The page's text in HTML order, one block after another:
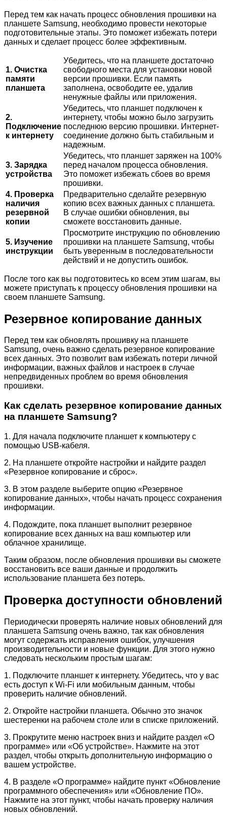
Перед тем как начать процесс обновления прошивки на
планшете Samsung, необходимо провести некоторые
подготовительные этапы. Это поможет избежать потери
данных и сделает процесс более эффективным.
1. Очистка
памяти
планшета
Убедитесь, что на планшете достаточно
свободного места для установки новой
версии прошивки. Если память
заполнена, освободите ее, удалив
ненужные файлы или приложения.
2.
Подключение
к интернету
Убедитесь, что планшет подключен к
интернету, чтобы можно было загрузить
последнюю версию прошивки. Интернет-
соединение должно быть стабильным и
надежным.
3. Зарядка
устройства
Убедитесь, что планшет заряжен на 100%
перед началом процесса обновления.
Это поможет избежать сбоев во время
прошивки.
4. Проверка
наличия
резервной
копии
Предварительно сделайте резервную
копию всех важных данных с планшета.
В случае ошибки обновления, вы
сможете восстановить данные.
5. Изучение
инструкции
Просмотрите инструкцию по обновлению
прошивки на планшете Samsung, чтобы
быть уверенным в последовательности
действий и не допустить ошибок.
После того как вы подготовитесь ко всем этим шагам, вы
можете приступать к процессу обновления прошивки на
своем планшете Samsung.
Резервное копирование данных
Перед тем как обновлять прошивку на планшете
Samsung, очень важно сделать резервное копирование
всех данных. Это позволит вам избежать потери личной
информации, важных файлов и настроек в случае
непредвиденных проблем во время обновления
прошивки.
Как сделать резервное копирование данных
на планшете Samsung?
1. Для начала подключите планшет к компьютеру с
помощью USB-кабеля.
2. На планшете откройте настройки и найдите раздел
«Резервное копирование и сброс».
3. В этом разделе выберите опцию «Резервное
копирование данных», чтобы начать процесс сохранения
информации.
4. Подождите, пока планшет выполнит резервное
копирование всех данных на ваш компьютер или
облачное хранилище.
Таким образом, после обновления прошивки вы сможете
восстановить все ваши данные и продолжить
использование планшета без потерь.
Проверка доступности обновлений
Периодически проверять наличие новых обновлений для
планшета Samsung очень важно, так как обновления
могут содержать исправления ошибок, улучшения
производительности и новые функции. Для этого нужно
следовать нескольким простым шагам:
1. Подключите планшет к интернету. Убедитесь, что у вас
есть доступ к Wi-Fi или мобильным данным, чтобы
проверить наличие обновлений.
2. Откройте настройки планшета. Обычно это значок
шестеренки на рабочем столе или в списке приложений.
3. Прокрутите меню настроек вниз и найдите раздел «О
программе» или «Об устройстве». Нажмите на этот
раздел, чтобы открыть дополнительную информацию о
вашем устройстве.
4. В разделе «О программе» найдите пункт «Обновление
программного обеспечения» или «Обновление ПО».
Нажмите на этот пункт, чтобы начать проверку наличия
новых обновлений.